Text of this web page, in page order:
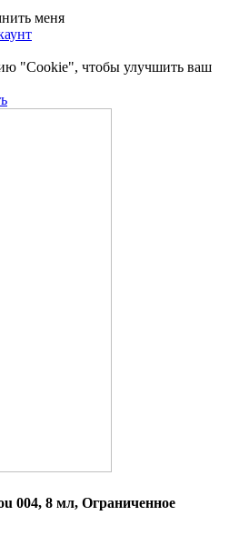
меня
"Cookie", чтобы улучшить ваш
004, 8 мл, Ограниченное